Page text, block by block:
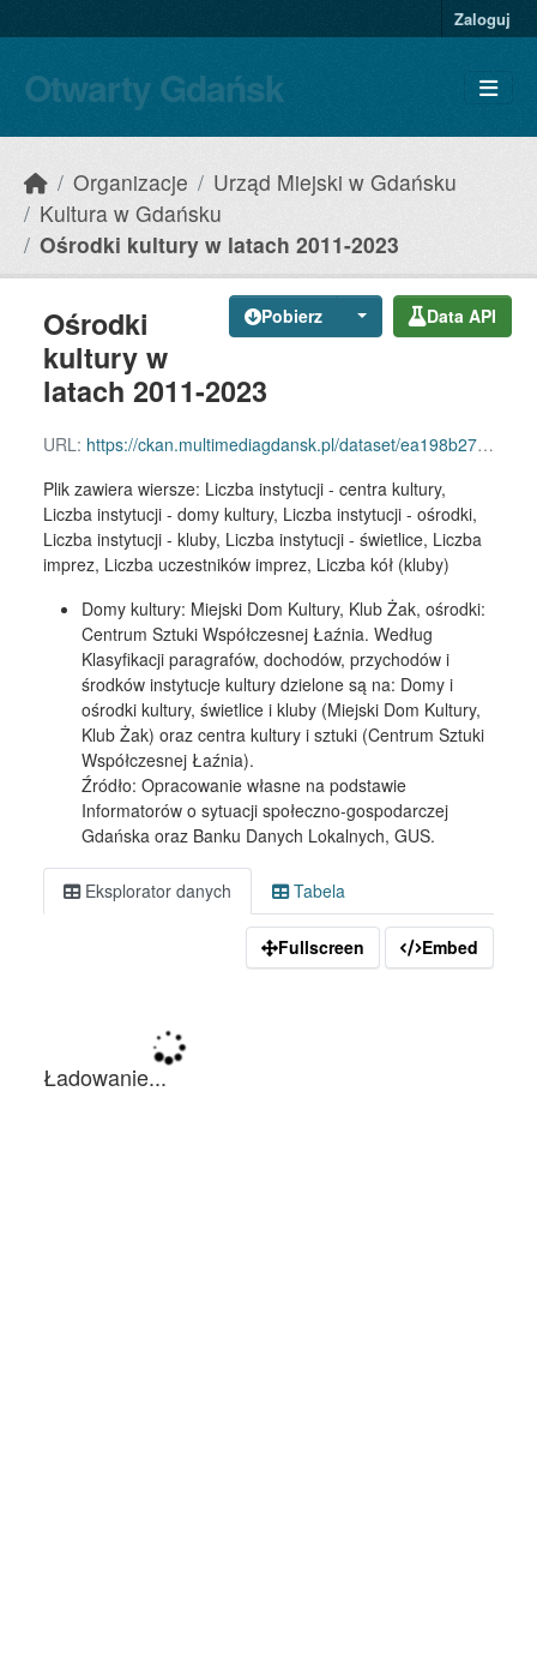
Zaloguj
Otwarty Gdańsk
Organizacje
Urząd Miejski w Gdańsku
Kultura w Gdańsku
Ośrodki kultury w latach 2011-2023
Pobierz Data API
Ośrodki
kultury w
latach 2011-2023
URL: https://ckan.multimediagdansk.pl/dataset/ea198b27-aac9-4f07-90d5-9c29bf8b71b4/resource/6ec471f4-9371-4fb8-af8d-ee13c7c44462/download/osrodki-kultury.csv
Plik zawiera wiersze: Liczba instytucji - centra kultury,
Liczba instytucji - domy kultury, Liczba instytucji - ośrodki,
Liczba instytucji - kluby, Liczba instytucji - świetlice, Liczba
imprez, Liczba uczestników imprez, Liczba kół (kluby)
Domy kultury: Miejski Dom Kultury, Klub Żak, ośrodki:
Centrum Sztuki Współczesnej Łaźnia. Według
Klasyfikacji paragrafów, dochodów, przychodów i
środków instytucje kultury dzielone są na: Domy i
ośrodki kultury, świetlice i kluby (Miejski Dom Kultury,
Klub Żak) oraz centra kultury i sztuki (Centrum Sztuki
Współczesnej Łaźnia).
Źródło: Opracowanie własne na podstawie
Informatorów o sytuacji społeczno-gospodarczej
Gdańska oraz Banku Danych Lokalnych, GUS.
Eksplorator danych Tabela
Fullscreen Embed